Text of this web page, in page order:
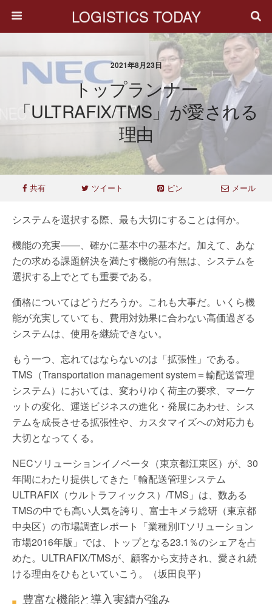
LOGISTICS TODAY
2021年8月23日
トップランナー
「ULTRAFIX/TMS」が愛される
理由
共有 ツイート ピン メール
システムを選択する際、最も大切にすることは何か。
機能の充実——、確かに基本中の基本だ。加えて、あな
たの求める課題解決を満たす機能の有無は、システムを
選択する上でとても重要である。
価格についてはどうだろうか。これも大事だ。いくら機
能が充実していても、費用対効果に合わない高価過ぎる
システムは、使用を継続できない。
もう一つ、忘れてはならないのは「拡張性」である。
TMS（Transportation management system＝輸配送管理
システム）においては、変わりゆく荷主の要求、マーケ
ットの変化、運送ビジネスの進化・発展にあわせ、シス
テムを成長させる拡張性や、カスタマイズへの対応力も
大切となってくる。
NECソリューションイノベータ（東京都江東区）が、30
年間にわたり提供してきた「輸配送管理システム
ULTRAFIX（ウルトラフィックス）/TMS」は、数ある
TMSの中でも高い人気を誇り、富士キメラ総研（東京都
中央区）の市場調査レポート「業種別ITソリューション
市場2016年版」では、トップとなる23.1％のシェアを占
めた。ULTRAFIX/TMSが、顧客から支持され、愛され続
ける理由をひもといていこう。（坂田良平）
豊富な機能と導入実績が強み